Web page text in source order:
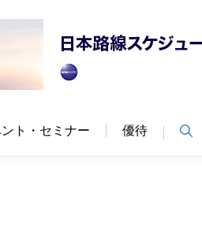
ト・セミナー 優待